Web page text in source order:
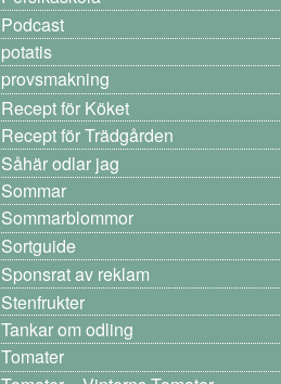
Podcast
potatis
provsmakning
Recept för Köket
Recept för Trädgården
Såhär odlar jag
Sommar
Sommarblommor
Sortguide
Sponsrat av reklam
Stenfrukter
Tankar om odling
Tomater